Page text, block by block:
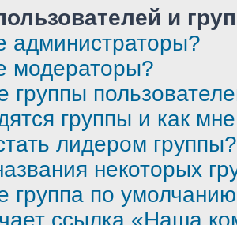
и
администраторы?
модераторы?
группы
группы и как
лидером группы?
некоторых
группа по
ссылка «Наша